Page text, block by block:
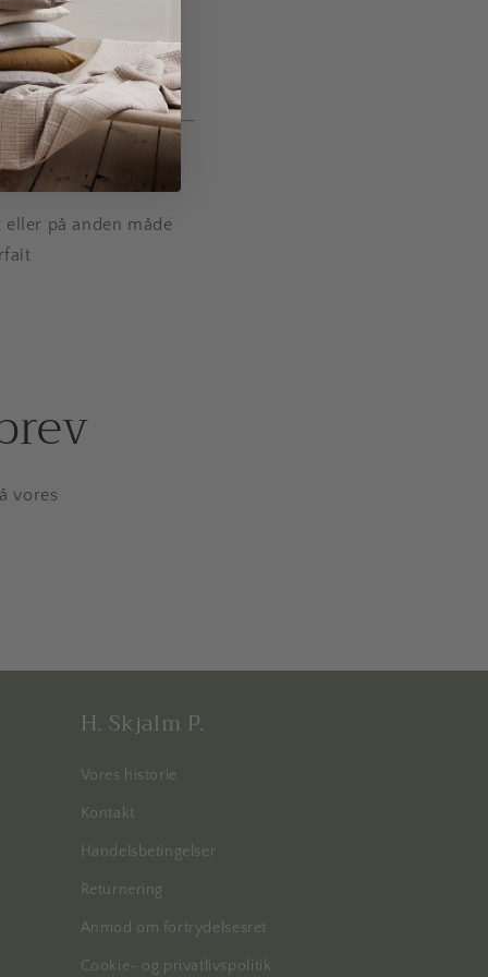
på anden måde
vores
H. Skjalm P.
Vores historie
Kontakt
Handelsbetingelser
Returnering
Anmod om fortrydelsesret
Cookie- og privatlivspolitik